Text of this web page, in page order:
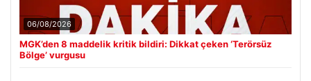
06/08/2026
MGK’den 8 maddelik kritik bildiri: Dikkat çeken ‘Terörsüz
Bölge’ vurgusu